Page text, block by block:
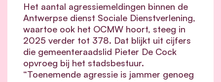
Het aantal agressiemeldingen binnen de
Antwerpse dienst Sociale Dienstverlening,
waartoe ook het OCMW hoort, steeg in
2025 verder tot 378. Dat blijkt uit cijfers
die gemeenteraadslid Pieter De Cock
opvroeg bij het stadsbestuur.
“Toenemende agressie is jammer genoeg